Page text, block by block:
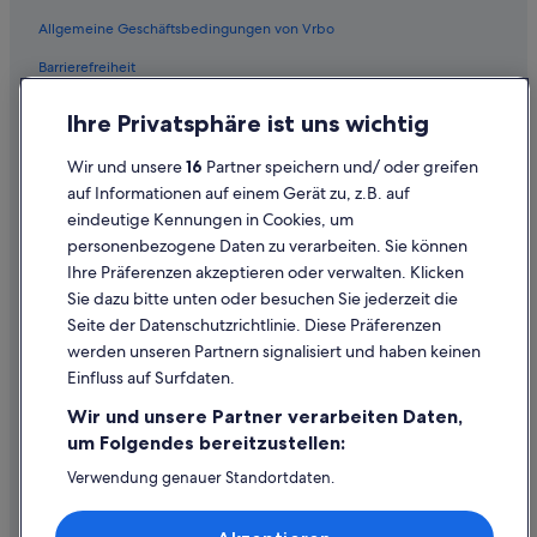
Flüge von Debrecen (DEB) nach Wien (VIE)
Flüge von Denver (DEN) nach Wien (VIE)
Flüge von Des Moines (DSM) nach Wien (VIE)
Flüge von Dubai (DXB) nach Wien (VIE)
Flüge von Entebbe (EBB) nach Wien (VIE)
Flüge von Argostolion (EFL) nach Wien (VIE)
Flüge von Enschede (ENS) nach Wien (VIE)
Flüge von Ewo (EWO) nach Wien (VIE)
Flüge von Neubrandenburg (FNB) nach Wien (VIE)
Flüge von Floro (FRO) nach Wien (VIE)
Flüge von Gloucester (GLO) nach Wien (VIE)
Flüge von Seoul (GMP) nach Wien (VIE)
Allgemeine Geschäftsbedingungen von Vrbo
Barrierefreiheit
Rechtliche Hinweise/Kontakt
Inhaltsrichtlinien und Melden von Inhalten
Hilfe
Hilfe
Rückerstattungsprozess und Zeitrahmen
Buchen Sie einen Flug mit einer Gutschrift bei der Fluggesellschaft
Internationale Reisedokumente
Ihre Privatsphäre ist uns wichtig
Wir und unsere16 Partner speichern und/ oder greifen
auf Informationen auf einem Gerät zu, z.B. auf
eindeutige Kennungen in Cookies, um
personenbezogene Daten zu verarbeiten. Sie können
Ihre Präferenzen akzeptieren oder verwalten. Klicken
Sie dazu bitte unten oder besuchen Sie jederzeit die
Seite der Datenschutzrichtlinie. Diese Präferenzen
werden unseren Partnern signalisiert und haben keinen
Einfluss auf Surfdaten.
Wir und unsere Partner verarbeiten Daten,
um Folgendes bereitzustellen:
Verwendung genauer Standortdaten.
Speichern von oder Zugriff auf Informationen auf einem